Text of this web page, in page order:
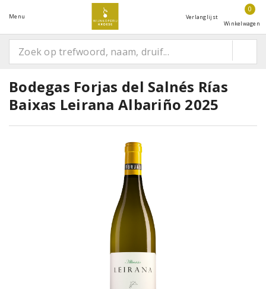
Menu Verlanglijst
0
Winkelwagen
Bodegas Forjas del Salnés Rías
Baixas Leirana Albariño 2025